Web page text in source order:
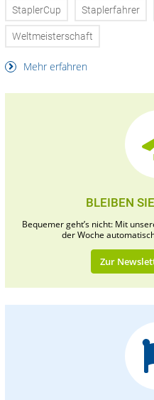
StaplerCup Staplerfahrer
Weltmeisterschaft
Mehr erfahren
BLEIBEN
Bequemer geht’s nicht: Mit
der Woche
Zur